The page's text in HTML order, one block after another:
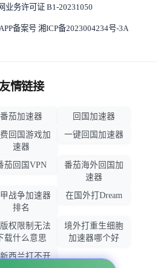
业务许可证 B1-20231050
备案号 湘ICP备2023004234号-3A
情链接
番茄加速器
回国加速器
回国游戏加
速器
一键回国加速器
茄回国VPN
番茄海外回国加
速器
战争加速器
排名
在国外打Dream
版权限制无法
下载什么意思
境外打重生细胞
加速器哪个好
西兰打不开